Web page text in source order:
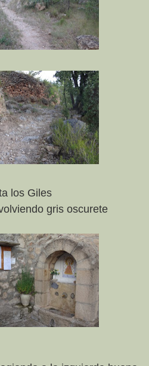
los Giles
gris oscurete